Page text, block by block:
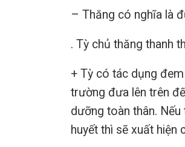
– Thăng có nghĩa là
. Tỳ chủ thăng thanh
+ Tỳ có tác dụng
trường đưa lên trên
dưỡng toàn thân.
huyết thì sẽ xuất hiện